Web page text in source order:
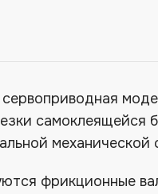
самоклеящейся
фрикционные